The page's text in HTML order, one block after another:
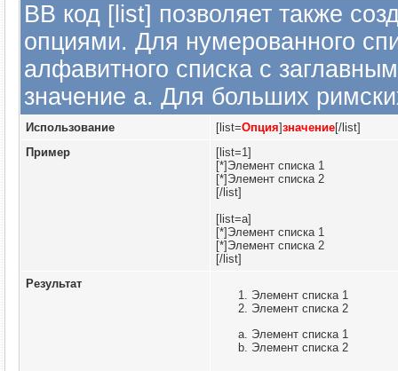
BB код [list] позволяет также
опциями. Для нумерованного
алфавитного списка с
значение а. Для больших
Использование [list=Опция]значение[/list]
Пример
[list=1]
[*]Элемент списка 1
[*]Элемент списка 2
[/list]
[list=a]
[*]Элемент списка 1
[*]Элемент списка 2
[/list]
Результат
Элемент списка 1
Элемент списка 2
Элемент списка 1
Элемент списка 2